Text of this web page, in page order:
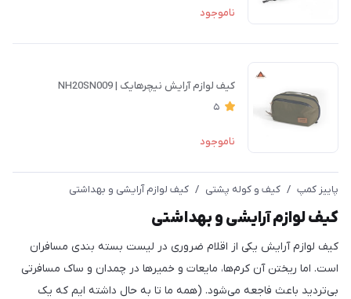
ناموجود
کیف لوازم آرایش نیچرهایک | NH20SN009
5
ناموجود
پاییز کمپ / کیف و کوله پشتی / کیف لوازم آرایشی و بهداشتی
کیف لوازم آرایشی و بهداشتی
کیف لوازم آرایش یکی از اقلام ضروری در لیست بسته بندی مسافران
است. اما ریختن آن کرم‌ها، مایعات و خمیرها در چمدان و ساک مسافرتی
بی‌تردید باعث فاجعه می‌شود. (همه ما تا به حال داشته ایم که یک